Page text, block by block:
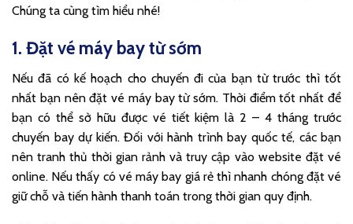
Chúng ta cùng tìm hiểu nhé!
1. Đặt vé máy bay từ sớm
Nếu đã có kế hoạch cho chuyến đi của bạn từ trước thì tốt
nhất bạn nên đặt vé máy bay từ sớm. Thời điểm tốt nhất để
bạn có thể sở hữu được vé tiết kiệm là 2 – 4 tháng trước
chuyến bay dự kiến. Đối với hành trình bay quốc tế, các bạn
nên tranh thủ thời gian rảnh và truy cập vào website đặt vé
online. Nếu thấy có vé máy bay giá rẻ thì nhanh chóng đặt vé
giữ chỗ và tiến hành thanh toán trong thời gian quy định.